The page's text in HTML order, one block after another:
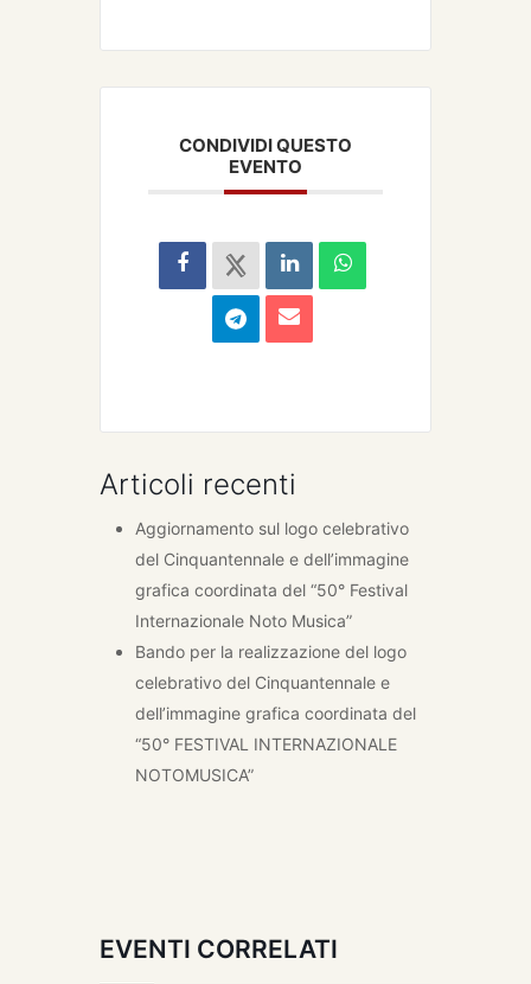
CONDIVIDI QUESTO
EVENTO
Articoli recenti
Aggiornamento sul logo celebrativo
del Cinquantennale e dell’immagine
grafica coordinata del “50° Festival
Internazionale Noto Musica”
Bando per la realizzazione del logo
celebrativo del Cinquantennale e
dell’immagine grafica coordinata del
“50° FESTIVAL INTERNAZIONALE
NOTOMUSICA”
EVENTI CORRELATI